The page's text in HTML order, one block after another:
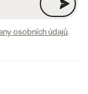
osobních údajů.